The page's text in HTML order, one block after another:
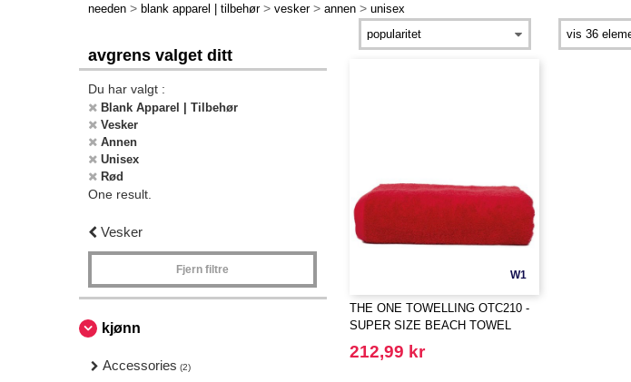
needen > blank apparel | tilbehør > vesker > annen > unisex
avgrens valget ditt
Du har valgt :
Blank Apparel | Tilbehør
Vesker
Annen
Unisex
Rød
One result.
Vesker
Fjern filtre
kjønn
Accessories (2)
W1
THE ONE TOWELLING OTC210 -
SUPER SIZE BEACH TOWEL
212,99 kr